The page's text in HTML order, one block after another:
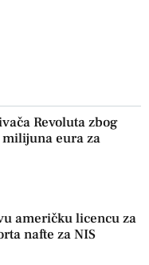
Revoluta zbog
eura za
američku licencu za
nafte za NIS